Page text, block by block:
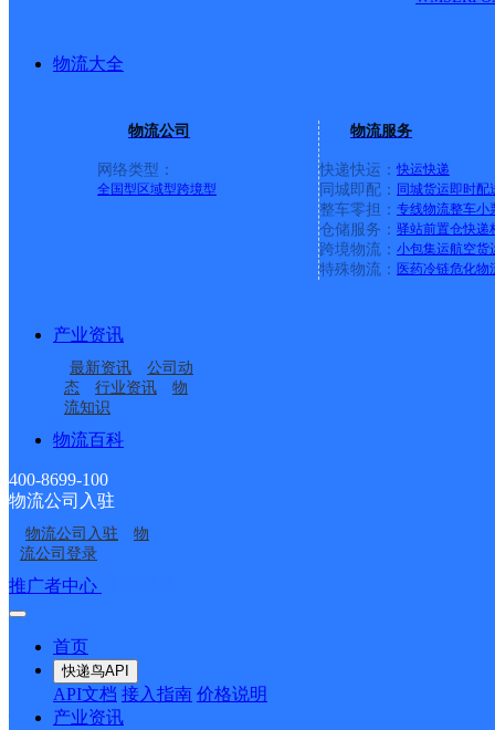
物流大全
物流公司
网络类型：
全国型 区域型跨境型
物流服务
快递快运： 快运快递
同城即配： 同城货运即时配
整车零担： 专线物流整车小
仓储服务： 驿站前置仓快递
跨境物流： 小包集运航空货
特殊物流： 医药冷链危化物
产业资讯
最新资讯
公司动
态
行业资讯
物
流知识
物流百科
400-8699-100
物流公司入驻
物流公司入驻
物
流公司登录
推广者中心
首页
快递鸟API
API文档 接入指南 价格说明
产业资讯
中国邮政集团有限公司新疆维吾尔自治区叶城县
东平县新湖镇合作点
ID16167
东平县戴庙镇合作点
ID493
山东东平公司
泰安东平县营业部
中国邮政集团有限公司
山东省东平县银山邮电
王庄邮政支局
接口API
API接口 DEMO下载
关于我们